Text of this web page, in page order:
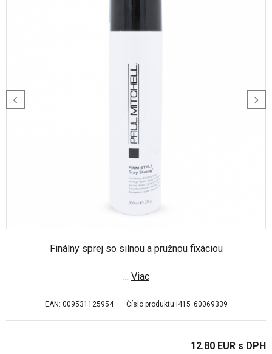
Finálny sprej so silnou a pružnou fixáciou
... Viac
EAN: 009531125954 Číslo produktu:i415_60069339
12.80 EUR s DPH